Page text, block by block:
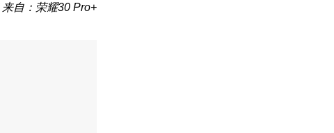
来自：荣耀30 Pro+